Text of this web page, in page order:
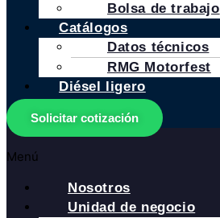
Bolsa de trabajo
Catálogos
Datos técnicos
RMG Motorfest
Diésel ligero
Solicitar cotización
Menú
Nosotros
Unidad de negocio